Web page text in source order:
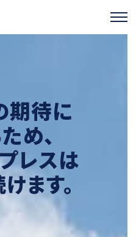
期待に
め、
レスは
ます。